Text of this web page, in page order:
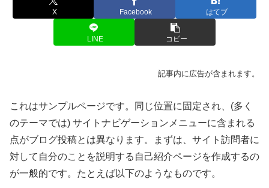
X Facebook はてブ
LINE コピー
記事内に広告が含まれます。
これはサンプルページです。同じ位置に固定され、(多く
のテーマでは) サイトナビゲーションメニューに含まれる
点がブログ投稿とは異なります。まずは、サイト訪問者に
対して自分のことを説明する自己紹介ページを作成するの
が一般的です。たとえば以下のようなものです。